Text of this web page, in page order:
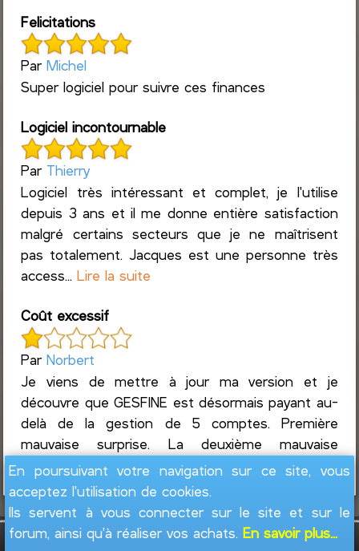
Felicitations
ParMichel
Super logiciel pour suivre ces finances
Logiciel incontournable
Par Thierry
Logiciel très intéressant et complet, je l'utilise
depuis 3 ans et il me donne entière satisfaction
malgré certains secteurs que je ne maîtrisent
pas totalement. Jacques est une personne très
access...Lire la suite
Coût excessif
ParNorbert
Je viens de mettre à jour ma version et je
découvre que GESFINE est désormais payant au-
delà de la gestion de 5 comptes. Première
mauvaise surprise. La deuxième mauvaise
surprise est le coût. Impossible...
Lire la suite
En poursuivant votre navigation sur ce site, vous
acceptez l'utilisation de cookies.
Ils servent à vous connecter sur le site et sur le
forum, ainsi qu'à réaliser vos achats.En savoir plus...
GesFine - Copyright © 2008 - 2026Jacques